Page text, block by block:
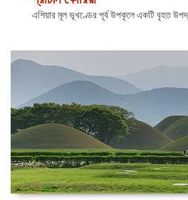
এশিয়ার মূল ভূখণ্ডের পূর্ব উপকূলে একটি বৃহত